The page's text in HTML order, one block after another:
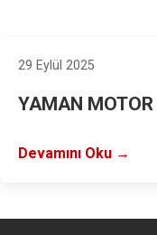
29 Eylül 2025
YAMAN
Devamını Oku →